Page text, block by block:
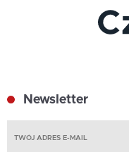
Newsletter